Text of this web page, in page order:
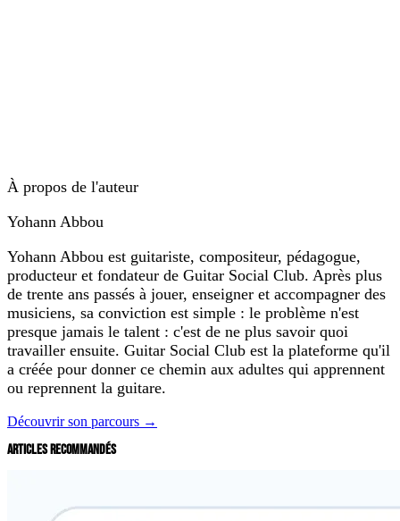
À propos de l'auteur
Yohann Abbou
Yohann Abbou est guitariste, compositeur, pédagogue,
producteur et fondateur de Guitar Social Club. Après plus
de trente ans passés à jouer, enseigner et accompagner des
musiciens, sa conviction est simple : le problème n'est
presque jamais le talent : c'est de ne plus savoir quoi
travailler ensuite. Guitar Social Club est la plateforme qu'il
a créée pour donner ce chemin aux adultes qui apprennent
ou reprennent la guitare.
Découvrir son parcours →
ARTICLES RECOMMANDÉS